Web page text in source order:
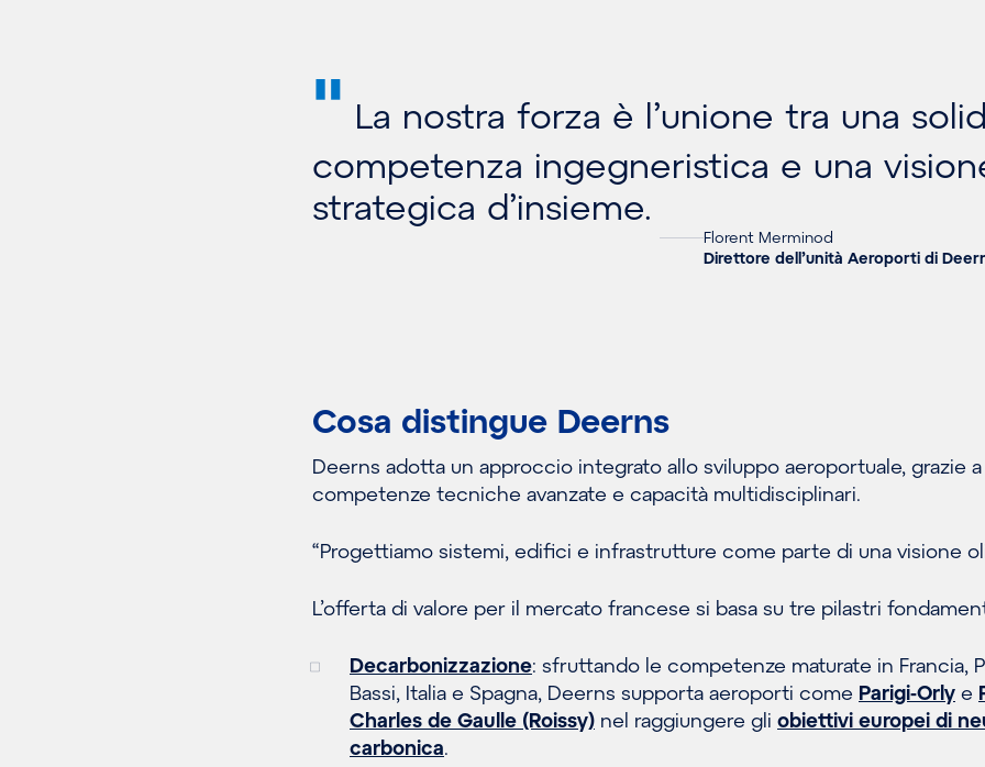
" La nostra forza è l’unione tra una
competenza ingegneristica e una
strategica d’insieme.
Florent Merminod
Direttore dell’unità Aeroporti di
Cosa distingue Deerns
Deerns adotta un approccio integrato allo sviluppo aeroportuale, grazie a
competenze tecniche avanzate e capacità multidisciplinari.
“Progettiamo sistemi, edifici e infrastrutture come parte di una visione
L’offerta di valore per il mercato francese si basa su tre pilastri
Decarbonizzazione: sfruttando le competenze maturate in Francia,
Bassi, Italia e Spagna, Deerns supporta aeroporti come Parigi-Orly e
Charles de Gaulle (Roissy) nel raggiungere gli obiettivi europei di
carbonica.